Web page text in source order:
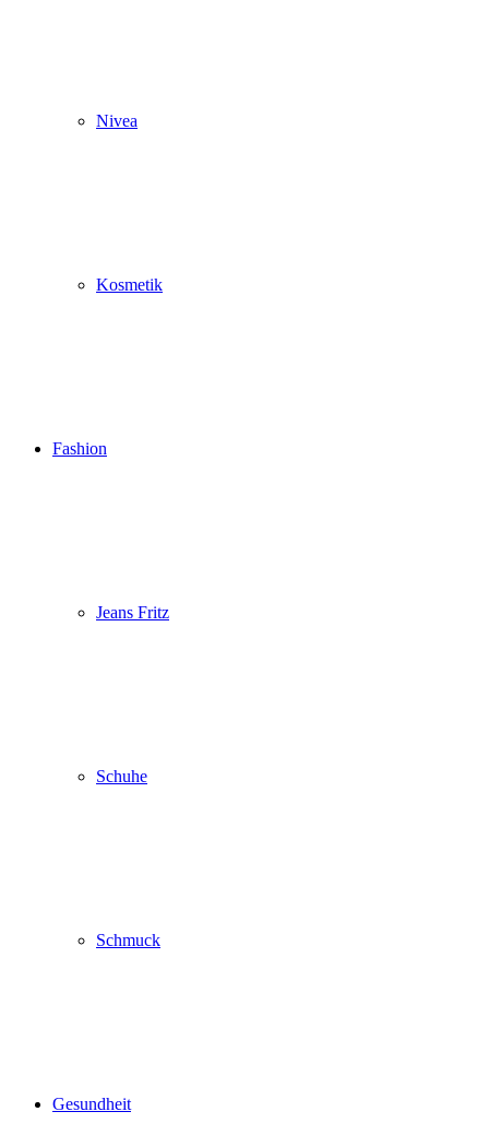
Nivea
Kosmetik
Fashion
Jeans Fritz
Schuhe
Schmuck
Gesundheit